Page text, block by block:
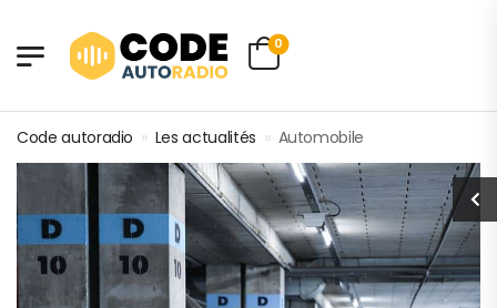
0
Code autoradio » Les actualités » Automobile